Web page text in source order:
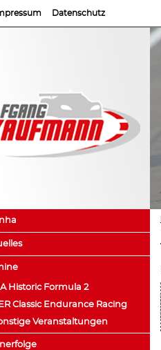
Datenschutz
Historic Formula 2
Classic Endurance Racing
Veranstaltungen